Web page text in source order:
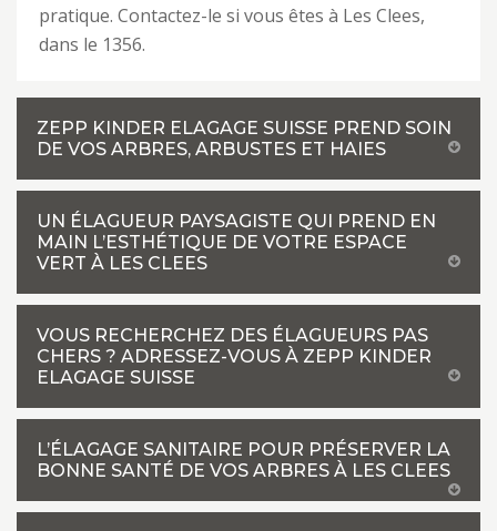
pratique. Contactez-le si vous êtes à Les Clees,
dans le 1356.
ZEPP KINDER ELAGAGE SUISSE PREND SOIN
DE VOS ARBRES, ARBUSTES ET HAIES
UN ÉLAGUEUR PAYSAGISTE QUI PREND EN
MAIN L’ESTHÉTIQUE DE VOTRE ESPACE
VERT À LES CLEES
VOUS RECHERCHEZ DES ÉLAGUEURS PAS
CHERS ? ADRESSEZ-VOUS À ZEPP KINDER
ELAGAGE SUISSE
L’ÉLAGAGE SANITAIRE POUR PRÉSERVER LA
BONNE SANTÉ DE VOS ARBRES À LES CLEES